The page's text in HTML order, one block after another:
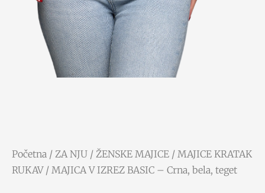
Početna / ZA NJU / ŽENSKE MAJICE / MAJICE KRATAK
RUKAV/ MAJICA V IZREZ BASIC – Crna, bela, teget